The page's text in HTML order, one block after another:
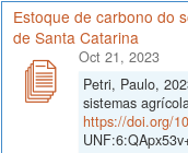
Estoque de carbono do
de Santa Catarina
Oct 21, 2023
Petri, Paulo,
sistemas
https://doi.org/